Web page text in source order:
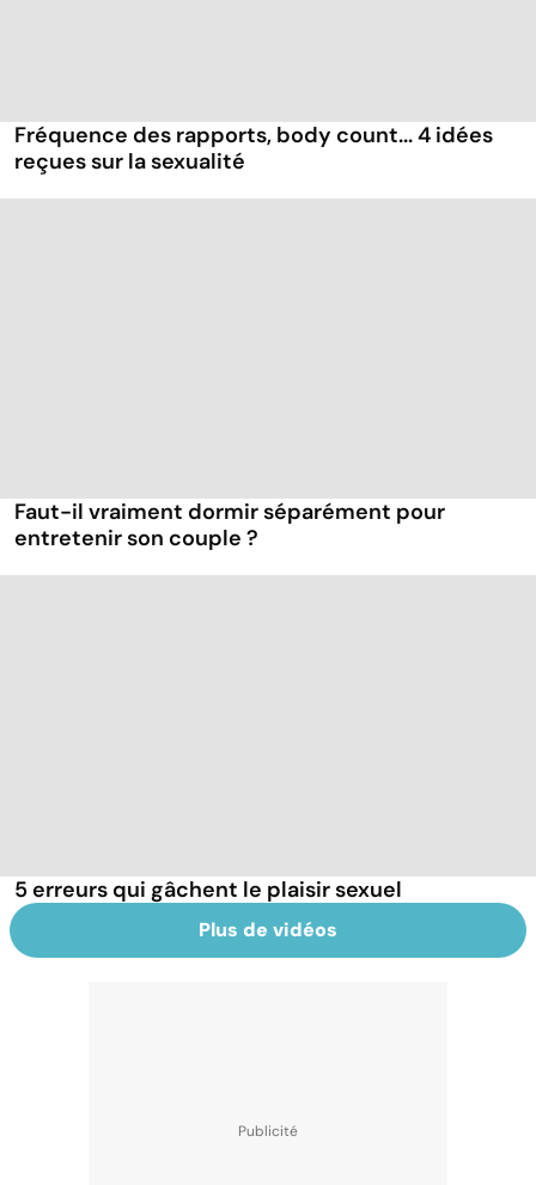
Fréquence des rapports, body count... 4 idées
reçues sur la sexualité
Faut-il vraiment dormir séparément pour
entretenir son couple ?
5 erreurs qui gâchent le plaisir sexuel
Plus de vidéos